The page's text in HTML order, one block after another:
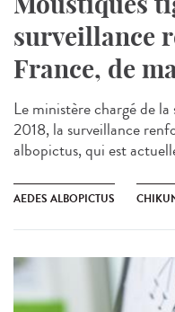
surveillance
France, de
Le ministère chargé de
2018, la surveillance
albopictus, qui est
AEDES ALBOPICTUS